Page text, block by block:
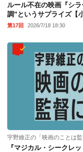
ルール不在の映画『シ
調”というサプライズ【
第17回 2026/7/18 18:30
宇野維正の「映画のことは監
『マジカル・シークレ